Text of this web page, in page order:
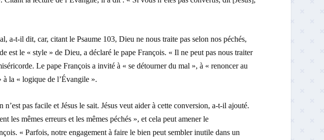
a-t-il dit, car, citant le Psaume 103, Dieu ne nous traite pas selon nos péchés,
est le « style » de Dieu, a déclaré le pape François. « Il ne peut pas nous traiter
Le pape François a invité à « se détourner du mal », à « renoncer au
à la « logique de l’Évangile ».
pas facile et Jésus le sait. Jésus veut aider à cette conversion, a-t-il ajouté.
les mêmes erreurs et les mêmes péchés », et cela peut amener le
« Parfois, notre engagement à faire le bien peut sembler inutile dans un